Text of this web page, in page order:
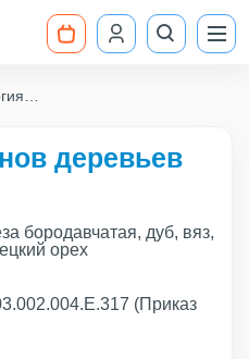
деревьев
бородавчатая, дуб, вяз,
орех
(Приказ